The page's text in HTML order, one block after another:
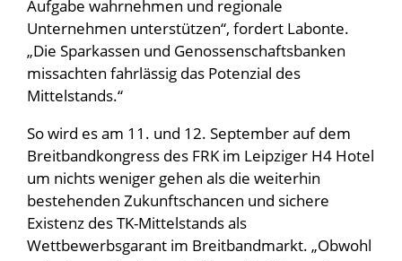
Aufgabe wahrnehmen und regionale
Unternehmen unterstützen“, fordert Labonte.
„Die Sparkassen und Genossenschaftsbanken
missachten fahrlässig das Potenzial des
Mittelstands.“
So wird es am 11. und 12. September auf dem
Breitbandkongress des FRK im Leipziger H4 Hotel
um nichts weniger gehen als die weiterhin
bestehenden Zukunftschancen und sichere
Existenz des TK-Mittelstands als
Wettbewerbsgarant im Breitbandmarkt. „Obwohl